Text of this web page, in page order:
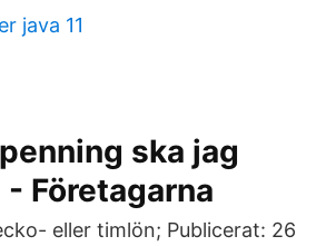
java 11
ska jag
Företagarna
eller timlön; Publicerat: 26